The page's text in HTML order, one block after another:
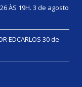
ÀS 19H. 3 de agosto
EDCARLOS 30 de